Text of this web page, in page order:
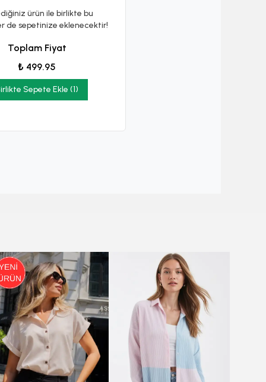
ürün ile birlikte bu
de sepetinize eklenecektir!
Toplam Fiyat
₺ 499.95
Sepete Ekle (1)